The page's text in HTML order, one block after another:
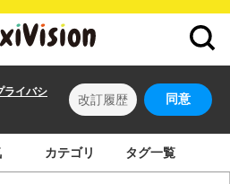
ライバシ
改訂履歴 同意
カテゴリ タグ一覧